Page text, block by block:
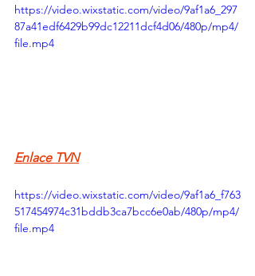
https://video.wixstatic.com/video/9af1a6_297
87a41edf6429b99dc12211dcf4d06/480p/mp4/
file.mp4
Enlace TVN
https://video.wixstatic.com/video/9af1a6_f763
517454974c31bddb3ca7bcc6e0ab/480p/mp4/
file.mp4